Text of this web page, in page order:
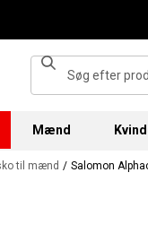
Mænd
til mænd / Salomon